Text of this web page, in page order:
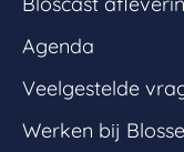
Agenda
Veelgestelde
Werken bij Blosse